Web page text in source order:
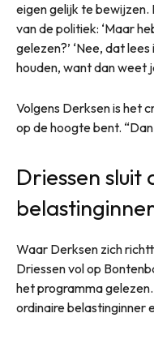
eigen gelijk te bewijzen.
van de politiek: ‘Maar
gelezen?’ ‘Nee, dat
houden, want dan weet
Volgens Derksen is het
op de hoogte bent.
Driessen sluit
Waar Derksen zich
Driessen vol op
het programma
ordinaire belastinginner